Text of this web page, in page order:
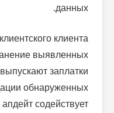
данных.
клиента
выявленных
заплатки
обнаруженных
содействует